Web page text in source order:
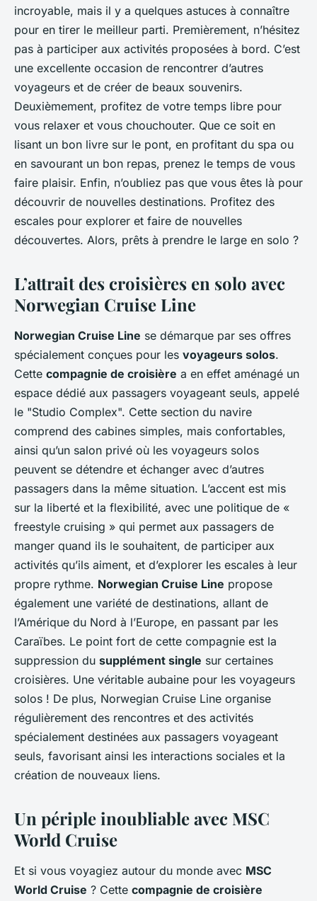
incroyable, mais il y a quelques astuces à connaître
pour en tirer le meilleur parti. Premièrement, n’hésitez
pas à participer aux activités proposées à bord. C’est
une excellente occasion de rencontrer d’autres
voyageurs et de créer de beaux souvenirs.
Deuxièmement, profitez de votre temps libre pour
vous relaxer et vous chouchouter. Que ce soit en
lisant un bon livre sur le pont, en profitant du spa ou
en savourant un bon repas, prenez le temps de vous
faire plaisir. Enfin, n’oubliez pas que vous êtes là pour
découvrir de nouvelles destinations. Profitez des
escales pour explorer et faire de nouvelles
découvertes. Alors, prêts à prendre le large en solo ?
L’attrait des croisières en solo avec
Norwegian Cruise Line
Norwegian Cruise Line se démarque par ses offres
spécialement conçues pour les voyageurs solos.
Cette compagnie de croisière a en effet aménagé un
espace dédié aux passagers voyageant seuls, appelé
le "Studio Complex". Cette section du navire
comprend des cabines simples, mais confortables,
ainsi qu’un salon privé où les voyageurs solos
peuvent se détendre et échanger avec d’autres
passagers dans la même situation. L’accent est mis
sur la liberté et la flexibilité, avec une politique de «
freestyle cruising » qui permet aux passagers de
manger quand ils le souhaitent, de participer aux
activités qu’ils aiment, et d’explorer les escales à leur
propre rythme. Norwegian Cruise Line propose
également une variété de destinations, allant de
l’Amérique du Nord à l’Europe, en passant par les
Caraïbes. Le point fort de cette compagnie est la
suppression du supplément single sur certaines
croisières. Une véritable aubaine pour les voyageurs
solos ! De plus, Norwegian Cruise Line organise
régulièrement des rencontres et des activités
spécialement destinées aux passagers voyageant
seuls, favorisant ainsi les interactions sociales et la
création de nouveaux liens.
Un périple inoubliable avec MSC
World Cruise
Et si vous voyagiez autour du monde avec MSC
World Cruise ? Cette compagnie de croisière